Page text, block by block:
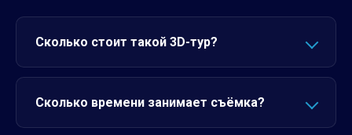
Сколько стоит такой 3D-тур?
Сколько времени занимает съёмка?